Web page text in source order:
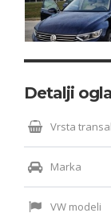
Detalji
Vrsta
Marka
VW modeli